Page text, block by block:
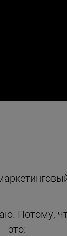
Потому,
это: